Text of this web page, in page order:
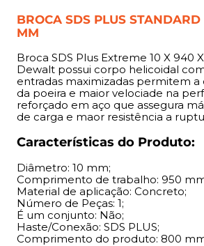
Ideal para perfurações em alvenaria,
Benefícios:
Sua estrutura helicoidal permite
qualidade na perfuração.
BROCA SDS PLUS
MM
Broca SDS Plus Extreme 10 X 940
Dewalt possui corpo helicoidal
entradas maximizadas permitem a
da poeira e maior velociade na
reforçado em aço que assegura
de carga e maor resistência a
Características do Produto:
Diâmetro: 10 mm;
Comprimento de trabalho: 950
Material de aplicação: Concreto;
Número de Peças: 1;
É um conjunto: Não;
Haste/Conexão: SDS PLUS;
Comprimento do produto: 800